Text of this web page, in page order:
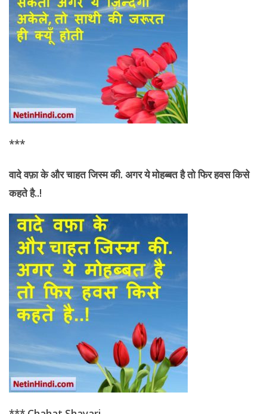
***
वादे वफ़ा के औरचाहत जिस्म की. अगर ये मोहब्बत है तो फिर हवस किसे
कहते है..!